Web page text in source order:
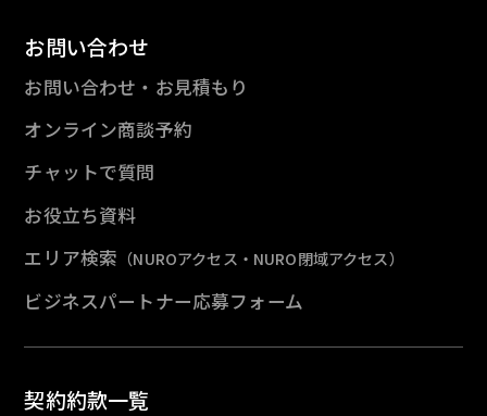
お問い合わせ
お問い合わせ・お見積もり
オンライン商談予約
チャットで質問
お役立ち資料
エリア検索 （NUROアクセス・NURO閉域アクセス）
ビジネスパートナー応募フォーム
契約約款一覧